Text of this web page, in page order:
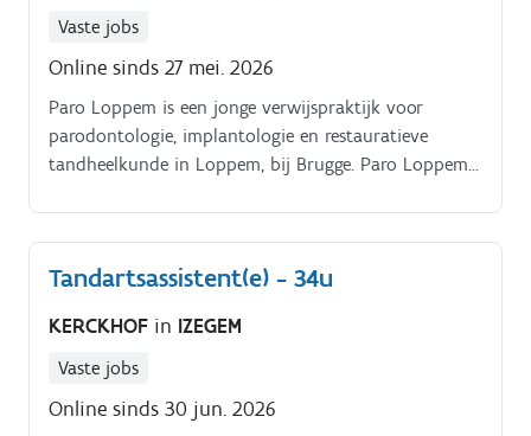
Vaste jobs
Online sinds 27 mei. 2026
Paro Loppem is een jonge verwijspraktijk voor
parodontologie, implantologie en restauratieve
tandheelkunde in Loppem, bij Brugge. Paro Loppem
Tandartsassistent(e) - 34u
KERCKHOF in IZEGEM
Vaste jobs
Online sinds 30 jun. 2026